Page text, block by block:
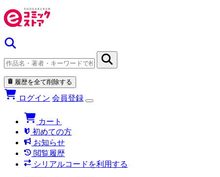
履歴を全て削除する
ログイン 会員登録
カート
初めての方
お知らせ
閲覧履歴
シリアルコードを利用する